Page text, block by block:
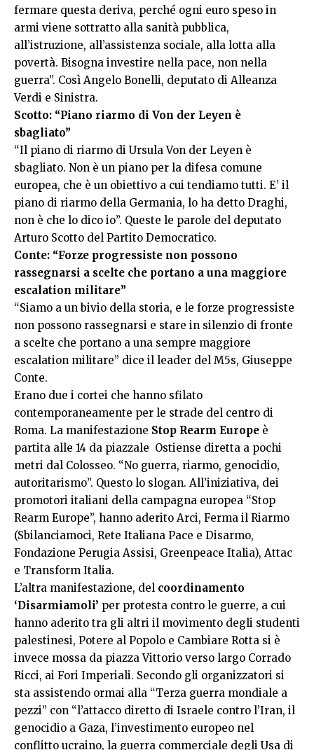
fermare questa deriva, perché ogni euro speso in
armi viene sottratto alla sanità pubblica,
all’istruzione, all’assistenza sociale, alla lotta alla
povertà. Bisogna investire nella pace, non nella
guerra”. Così Angelo Bonelli, deputato di Alleanza
Verdi e Sinistra.
Scotto: “Piano riarmo di Von der Leyen è
sbagliato”
“Il piano di riarmo di Ursula Von der Leyen è
sbagliato. Non è un piano per la difesa comune
europea, che è un obiettivo a cui tendiamo tutti. E’ il
piano di riarmo della Germania, lo ha detto Draghi,
non è che lo dico io”. Queste le parole del deputato
Arturo Scotto del Partito Democratico.
Conte: “Forze progressiste non possono
rassegnarsi a scelte che portano a una maggiore
escalation militare”
“Siamo a un bivio della storia, e le forze progressiste
non possono rassegnarsi e stare in silenzio di fronte
a scelte che portano a una sempre maggiore
escalation militare” dice il leader del M5s, Giuseppe
Conte.
Erano due i cortei che hanno sfilato
contemporaneamente per le strade del centro di
Roma. La manifestazione Stop Rearm Europe è
partita alle 14 da piazzale Ostiense diretta a pochi
metri dal Colosseo. “No guerra, riarmo, genocidio,
autoritarismo”. Questo lo slogan. All’iniziativa, dei
promotori italiani della campagna europea “Stop
Rearm Europe”, hanno aderito Arci, Ferma il Riarmo
(Sbilanciamoci, Rete Italiana Pace e Disarmo,
Fondazione Perugia Assisi, Greenpeace Italia), Attac
e Transform Italia.
L’altra manifestazione, del coordinamento
‘Disarmiamoli’ per protesta contro le guerre, a cui
hanno aderito tra gli altri il movimento degli studenti
palestinesi, Potere al Popolo e Cambiare Rotta si è
invece mossa da piazza Vittorio verso largo Corrado
Ricci, ai Fori Imperiali. Secondo gli organizzatori si
sta assistendo ormai alla “Terza guerra mondiale a
pezzi” con “l’attacco diretto di Israele contro l’Iran, il
genocidio a Gaza, l’investimento europeo nel
conflitto ucraino, la guerra commerciale degli Usa di